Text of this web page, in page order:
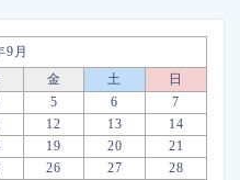
9月
金 土
日
5 6
7
12 13
14
19 20
21
26 27
28